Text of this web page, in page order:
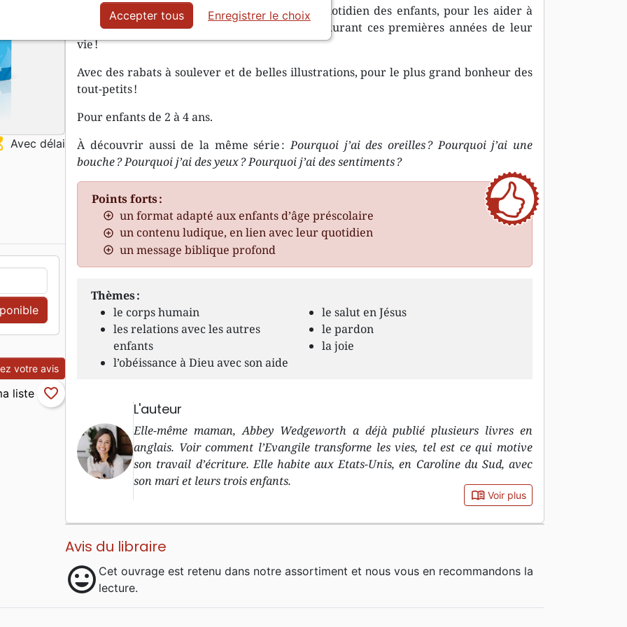
Un livre amusant et coloré, en lien avec le quotidien des enfants, pour les aider à
comprendre des notions bibliques centrales durant ces premières années de leur
vie !
Avec des rabats à soulever et de belles illustrations, pour le plus grand bonheur des
tout-petits !
Pour enfants de 2 à 4 ans.
À découvrir aussi de la même série :Pourquoi j’ai des oreilles ? Pourquoi j’ai une
bouche ?Pourquoi j’ai des yeux ?Pourquoi j’ai des sentiments ?
Points forts :
un format adapté aux enfants d’âge préscolaire
un contenu ludique, en lien avec leur quotidien
un message biblique profond
Thèmes :
le corps humain
les relations avec les autres
enfants
l’obéissance à Dieu avec son aide
le salut en Jésus
le pardon
la joie
L'auteur
Elle-même maman, Abbey Wedgeworth a déjà publié plusieurs livres en
anglais. Voir comment l’Evangile transforme les vies, tel est ce qui motive
son travail d’écriture. Elle habite aux Etats-Unis, en Caroline du Sud, avec
son mari et leurs trois enfants.
book_open Voir plus
Avis du libraire
mood Cet ouvrage est retenu dans notre assortiment et nous vous en recommandons la
lecture.
Avec délai
votre avis
favorite_border
Accepter tous Enregistrer le choix